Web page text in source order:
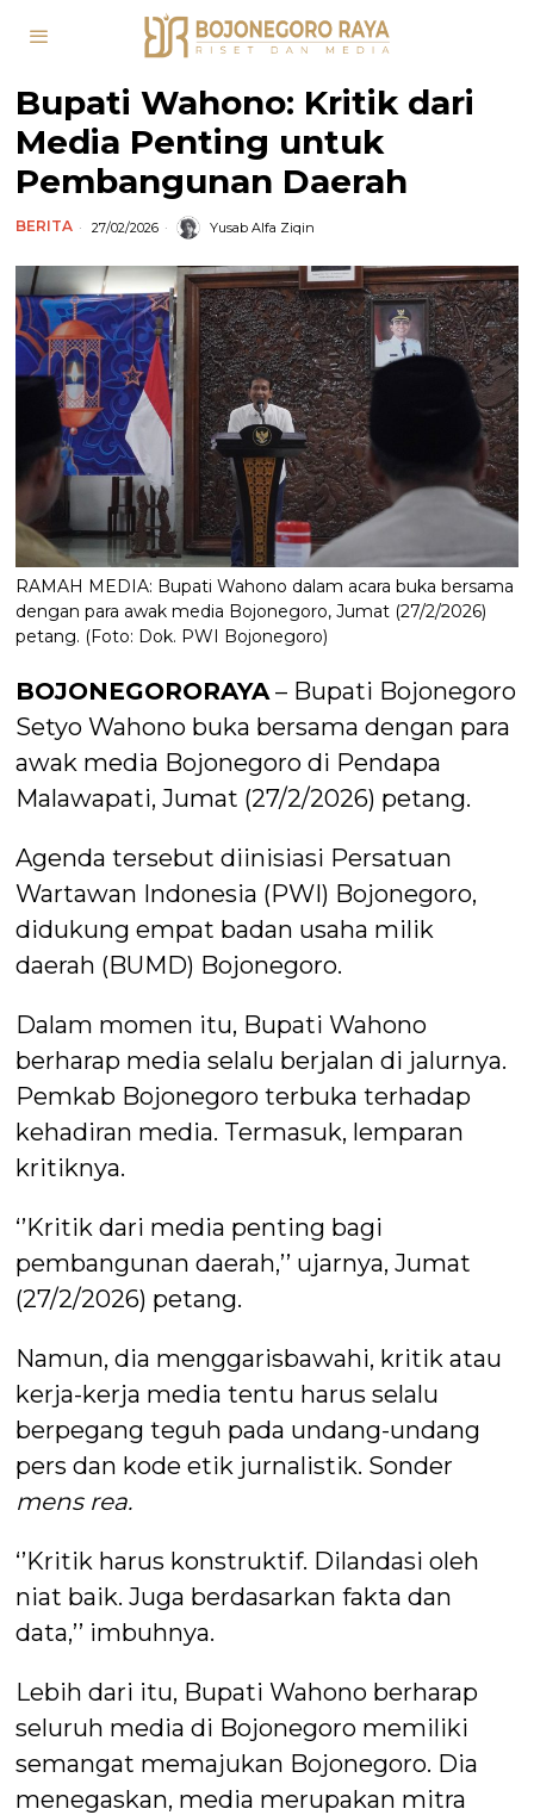
Bupati Wahono: Kritik dari
Media Penting untuk
Pembangunan Daerah
BERITA 27/02/2026 Yusab Alfa Ziqin
RAMAH MEDIA: Bupati Wahono dalam acara buka bersama
dengan para awak media Bojonegoro, Jumat (27/2/2026)
petang. (Foto: Dok. PWI Bojonegoro)
BOJONEGORORAYA – Bupati Bojonegoro
Setyo Wahono buka bersama dengan para
awak media Bojonegoro di Pendapa
Malawapati, Jumat (27/2/2026) petang.
Agenda tersebut diinisiasi Persatuan
Wartawan Indonesia (PWI) Bojonegoro,
didukung empat badan usaha milik
daerah (BUMD) Bojonegoro.
Dalam momen itu, Bupati Wahono
berharap media selalu berjalan di jalurnya.
Pemkab Bojonegoro terbuka terhadap
kehadiran media. Termasuk, lemparan
kritiknya.
‘’Kritik dari media penting bagi
pembangunan daerah,’’ ujarnya, Jumat
(27/2/2026) petang.
Namun, dia menggarisbawahi, kritik atau
kerja-kerja media tentu harus selalu
berpegang teguh pada undang-undang
pers dan kode etik jurnalistik. Sonder
mens rea.
‘’Kritik harus konstruktif. Dilandasi oleh
niat baik. Juga berdasarkan fakta dan
data,’’ imbuhnya.
Lebih dari itu, Bupati Wahono berharap
seluruh media di Bojonegoro memiliki
semangat memajukan Bojonegoro. Dia
menegaskan, media merupakan mitra